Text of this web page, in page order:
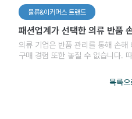
물류&이커머스 트랜드
패션업계가 선택한 의류 반품
시스템
의류 기업은 반품 관리를 통해 손해
구매 경험 또한 놓칠 수 없습니다.
목록으